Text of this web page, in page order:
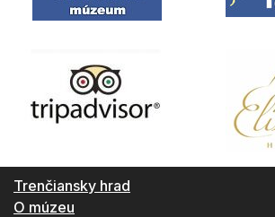
Trenčiansky hrad
O múzeu